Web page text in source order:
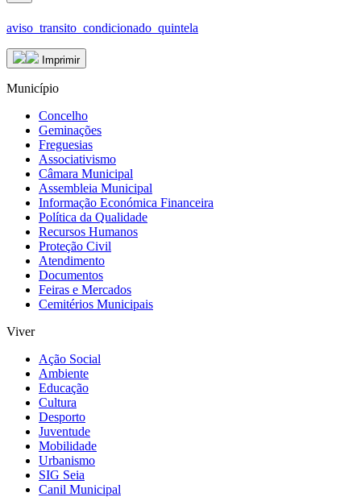
aviso_transito_condicionado_quintela
Imprimir
Município
Concelho
Geminações
Freguesias
Associativismo
Câmara Municipal
Assembleia Municipal
Informação Económica Financeira
Política da Qualidade
Recursos Humanos
Proteção Civil
Atendimento
Documentos
Feiras e Mercados
Cemitérios Municipais
Viver
Ação Social
Ambiente
Educação
Cultura
Desporto
Juventude
Mobilidade
Urbanismo
SIG Seia
Canil Municipal